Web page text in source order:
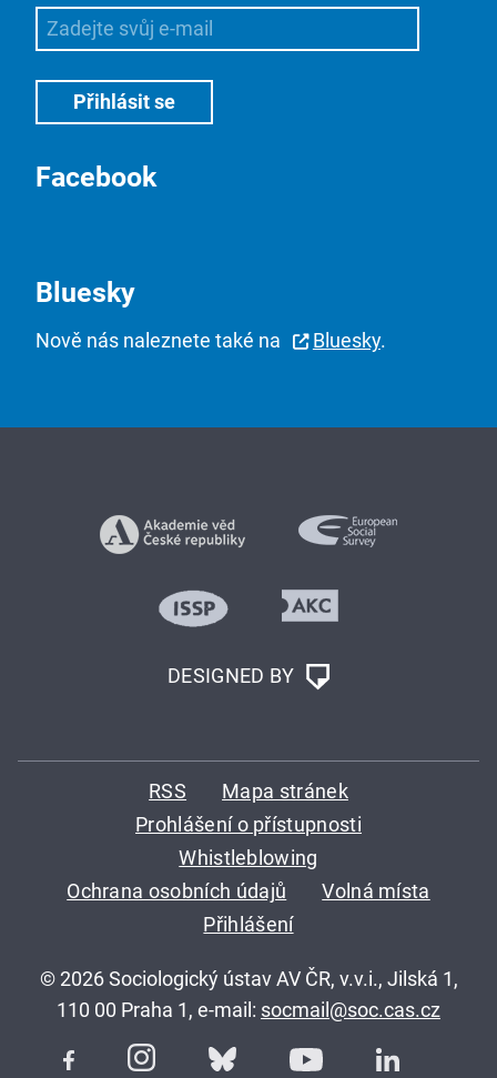
Facebook
Bluesky
Nově nás naleznete také na Bluesky.
DESIGNED BY
RSS
Mapa stránek
Prohlášení o přístupnosti
Whistleblowing
Ochrana osobních údajů
Volná místa
Přihlášení
© 2026 Sociologický ústav AV ČR, v.v.i., Jilská 1,
110 00 Praha 1, e-mail: socmail@soc.cas.cz